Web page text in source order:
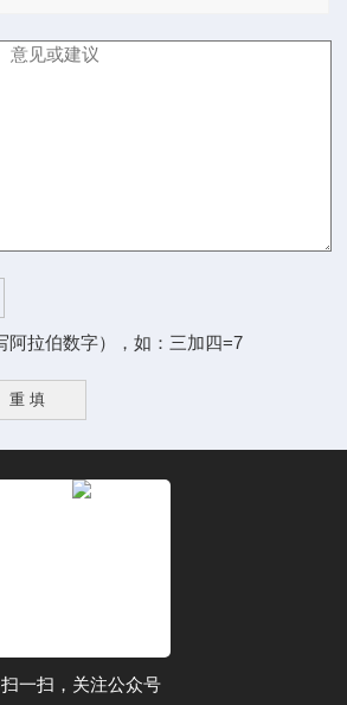
阿拉伯数字），如：三加四=7
扫一扫，关注公众号